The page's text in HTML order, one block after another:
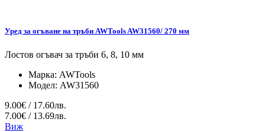
Уред за огъване на тръби AWTools AW31560/ 270 мм
Лостов огъвач за тръби 6, 8, 10 мм
Марка: AWTools
Модел: AW31560
9.00€ / 17.60лв.
7.00€ / 13.69лв.
Виж